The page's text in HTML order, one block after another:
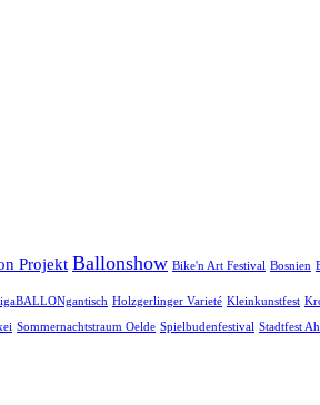
Projekt Ballonshow Bike'n Art Festival Bosnien
Holzgerlinger Varieté Kleinkunstfest
Sommernachtstraum Oelde Spielbudenfestival Stadtfest